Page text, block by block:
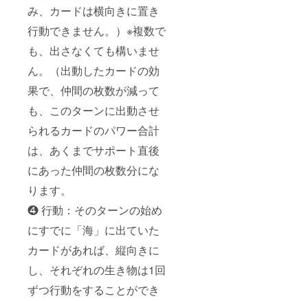
み、カードは横向きに置き
行動できません。）※複数で
も、出さなくても構いませ
ん。（出動したカードの効
果で、仲間の枚数が減って
も、このターンに出動させ
られるカードのパワー合計
は、あくまでサポート直後
にあった仲間の枚数分にな
ります。
❹ 行動：そのターンの始め
にすでに「海」に出ていた
カードがあれば、縦向きに
し、それぞれの生き物は1回
ずつ行動をすることができ